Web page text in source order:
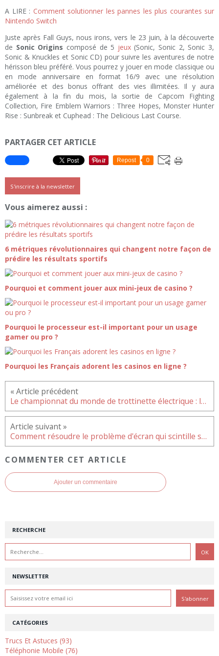
A LIRE : Comment solutionner les pannes les plus courantes sur
Nintendo Switch
Juste après Fall Guys, nous irons, vers le 23 juin, à la découverte
de Sonic Origins composé de 5 jeux(Sonic, Sonic 2, Sonic 3,
Sonic & Knuckles et Sonic CD) pour suivre les aventures de notre
hérisson bleu préféré. Vous pourrez y jouer en mode classique ou
en mode anniversaire en format 16/9 avec une résolution
améliorée et des bonus offrant des vies illimitées. Il y aura
également à la fin du mois, la sortie de Capcom Fighting
Collection, Fire Emblem Warriors : Three Hopes, Monster Hunter
Rise : Sunbreak et Cuphead : The Delicious Last Course.
PARTAGER CET ARTICLE
Repost 0
S'inscrire à la newsletter
Vous aimerez aussi :
6 métriques révolutionnaires qui changent notre façon de
prédire les résultats sportifs
Pourquoi et comment jouer aux mini-jeux de casino ?
Pourquoi le processeur est-il important pour un usage
gamer ou pro ?
Pourquoi les Français adorent les casinos en ligne ?
Le championnat du monde de trottinette électrique : le nouveau grand évènement des sports mécaniques
Comment résoudre le problème d'écran qui scintille sur le Redmi 9 ?
COMMENTER CET ARTICLE
Ajouter un commentaire
NEWSLETTER
RECHERCHE
CATÉGORIES
Trucs Et Astuces (93)
Téléphonie Mobile (76)